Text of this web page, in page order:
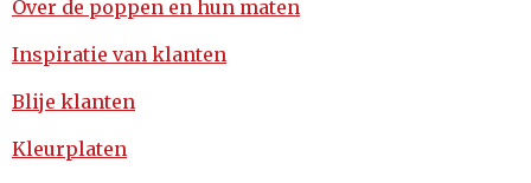
Over de poppen en hun maten
Inspiratie van klanten
Blije klanten
Kleurplaten